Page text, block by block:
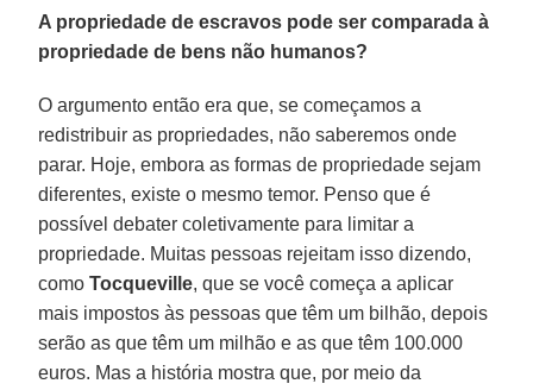
A propriedade de escravos pode ser comparada à
propriedade de bens não humanos?
O argumento então era que, se começamos a
redistribuir as propriedades, não saberemos onde
parar. Hoje, embora as formas de propriedade sejam
diferentes, existe o mesmo temor. Penso que é
possível debater coletivamente para limitar a
propriedade. Muitas pessoas rejeitam isso dizendo,
comoTocqueville, que se você começa a aplicar
mais impostos às pessoas que têm um bilhão, depois
serão as que têm um milhão e as que têm 100.000
euros. Mas a história mostra que, por meio da